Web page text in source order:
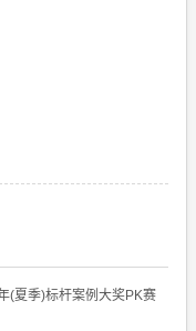
(夏季)标杆案例大奖PK赛